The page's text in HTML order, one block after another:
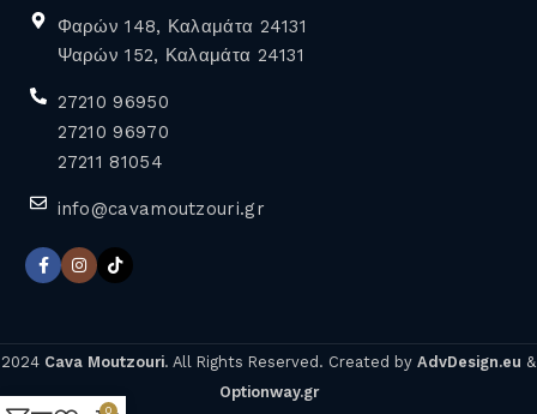
Φαρών 148, Καλαμάτα 24131
Ψαρών 152, Καλαμάτα 24131
27210 96950
27210 96970
27211 81054
info@cavamoutzouri.gr
2024 Cava Moutzouri. All Rights Reserved. Created by AdvDesign.eu &
Optionway.gr
0